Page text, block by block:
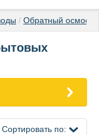
/ Обратный осмос
Сортировать по: